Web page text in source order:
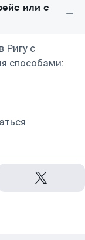
или с
Ригу с
способами: